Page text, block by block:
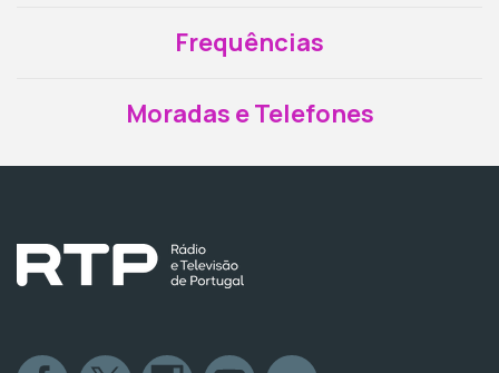
Frequências
Moradas e Telefones